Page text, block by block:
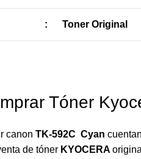
: Toner Original
Tóner
canon TK-592C Cyan
de tóner KYOCERA